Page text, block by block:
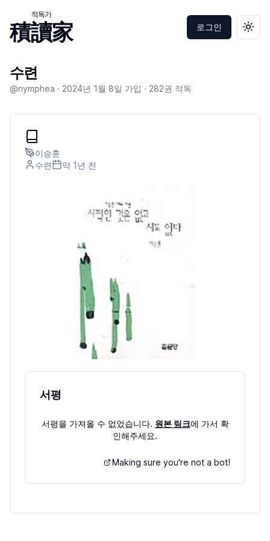
積讀家
적독가
로그인 테마
수련
@nymphea · 2024년 1월 8일 가입 · 282권 적독
이승훈
수련
약 1년 전
서평
서평을 가져올 수 없었습니다. 원본 링크에 가서 확
인해주세요.
Making sure you're not a bot!